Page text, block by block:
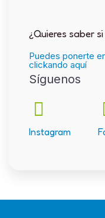
¿Quieres saber
Puedes ponerte
clickando aquí
Síguenos
Instagram